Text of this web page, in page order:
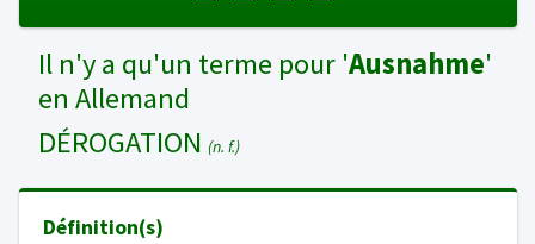
Il n'y a qu'un terme pour 'Ausnahme'
en Allemand
DÉROGATION (n. f.)
Définition(s)